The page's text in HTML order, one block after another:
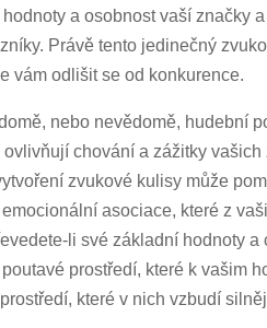
a osobnost vaší značky
Právě tento jedinečný
vám odlišit se od konkurence.
nebo nevědomě, hudební
ovlivňují chování a zážitky
zvukové kulisy může
asociace, které z
li své základní hodnoty
prostředí, které k vašim
které v nich vzbudí